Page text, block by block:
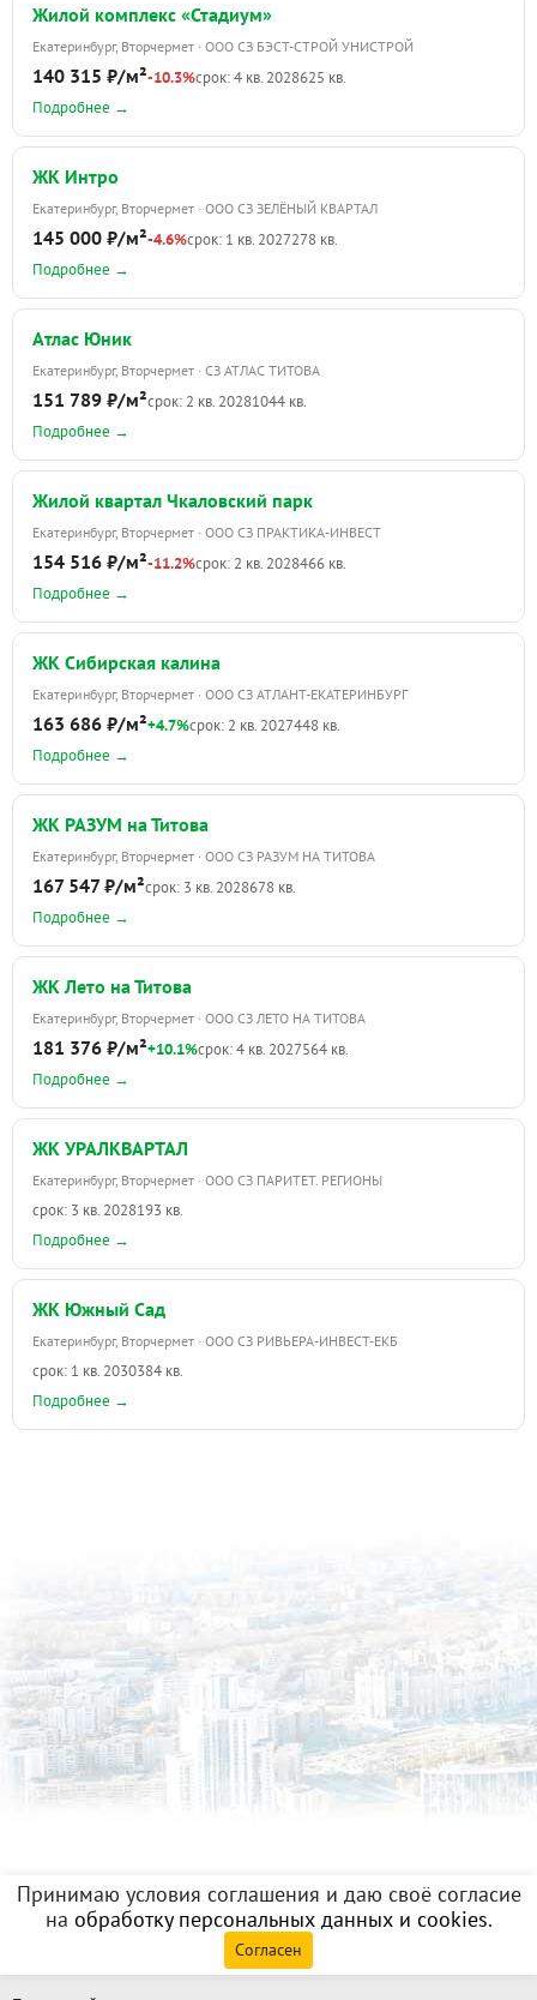
Жилой комплекс «Стадиум»
Екатеринбург, Вторчермет · ООО СЗ БЭСТ-СТРОЙ УНИСТРОЙ
140 315 ₽/м²-10.3%срок: 4 кв. 2028625 кв.
Подробнее →
ЖК Интро
Екатеринбург, Вторчермет · ООО СЗ ЗЕЛЁНЫЙ КВАРТАЛ
145 000 ₽/м²-4.6%срок: 1 кв. 2027278 кв.
Подробнее →
Атлас Юник
Екатеринбург, Вторчермет · СЗ АТЛАС ТИТОВА
151 789 ₽/м²срок: 2 кв. 20281044 кв.
Подробнее →
Жилой квартал Чкаловский парк
Екатеринбург, Вторчермет · ООО СЗ ПРАКТИКА-ИНВЕСТ
154 516 ₽/м²-11.2%срок: 2 кв. 2028466 кв.
Подробнее →
ЖК Сибирская калина
Екатеринбург, Вторчермет · ООО СЗ АТЛАНТ-ЕКАТЕРИНБУРГ
163 686 ₽/м²+4.7%срок: 2 кв. 2027448 кв.
Подробнее →
ЖК РАЗУМ на Титова
Екатеринбург, Вторчермет · ООО СЗ РАЗУМ НА ТИТОВА
167 547 ₽/м²срок: 3 кв. 2028678 кв.
Подробнее →
ЖК Лето на Титова
Екатеринбург, Вторчермет · ООО СЗ ЛЕТО НА ТИТОВА
181 376 ₽/м²+10.1%срок: 4 кв. 2027564 кв.
Подробнее →
ЖК УРАЛКВАРТАЛ
Екатеринбург, Вторчермет · ООО СЗ ПАРИТЕТ. РЕГИОНЫ
срок: 3 кв. 2028193 кв.
Подробнее →
ЖК Южный Сад
Екатеринбург, Вторчермет · ООО СЗ РИВЬЕРА-ИНВЕСТ-ЕКБ
срок: 1 кв. 2030384 кв.
Подробнее →
Принимаю условия соглашения и даю своё согласие
на обработку персональных данных и cookies.
Согласен